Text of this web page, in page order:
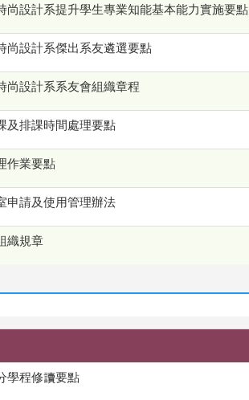
尚設計系提升學生專業知能基本能力實施要點
尚設計系傑出系友遴選要點
尚設計系系友會組織章程
及排課時間處理要點
作業要點
申請及使用管理辦法
織規章
學程修讀要點